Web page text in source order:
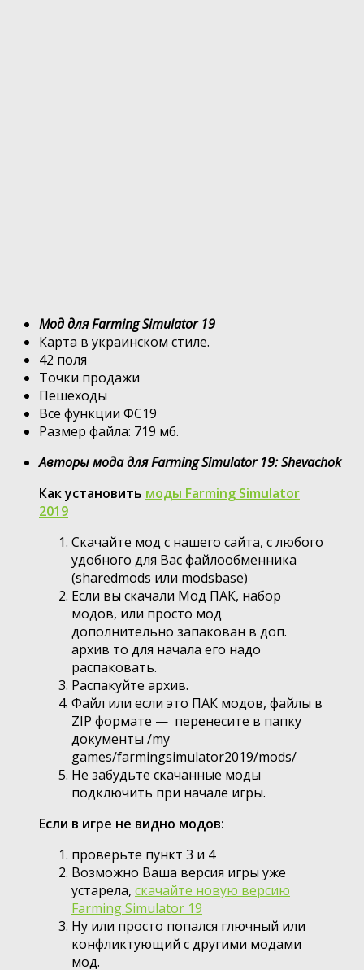
Мод для Farming Simulator 19
Карта в украинском стиле.
42 поля
Точки продажи
Пешеходы
Все функции ФС19
Размер файла: 719 мб.
Авторы мода для Farming Simulator 19: Shevachok
Как установить моды Farming Simulator
2019
Скачайте мод с нашего сайта, с любого
удобного для Вас файлообменника
(sharedmods или modsbase)
Если вы скачали Мод ПАК, набор
модов, или просто мод
дополнительно запакован в доп.
архив то для начала его надо
распаковать.
Распакуйте архив.
Файл или если это ПАК модов, файлы в
ZIP формате — перенесите в папку
документы /my
games/farmingsimulator2019/mods/
Не забудьте скачанные моды
подключить при начале игры.
Если в игре не видно модов:
проверьте пункт 3 и 4
Возможно Ваша версия игры уже
устарела, скачайте новую версию
Farming Simulator 19
Ну или просто попался глючный или
конфликтующий с другими модами
мод.